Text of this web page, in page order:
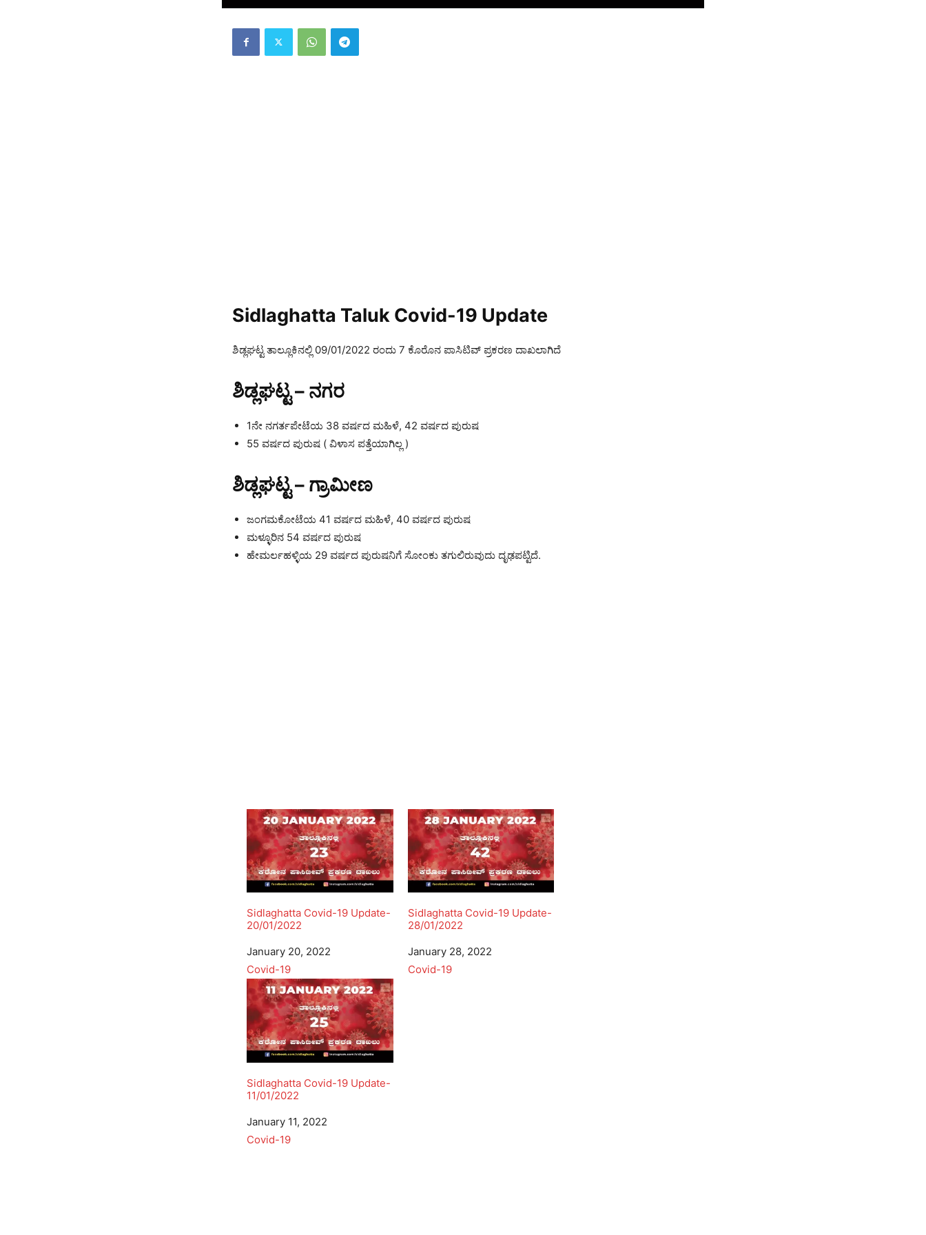
Sidlaghatta Taluk Covid-19 Update
ಶಿಡ್ಲಘಟ್ಟ ತಾಲ್ಲೂಕಿನಲ್ಲಿ 09/01/2022 ರಂದು 7 ಕೊರೊನ ಪಾಸಿಟಿವ್ ಪ್ರಕರಣ ದಾಖಲಾಗಿದೆ
ಶಿಡ್ಲಘಟ್ಟ – ನಗರ
1ನೇ ನಗರ್ತಪೇಟೆಯ 38 ವರ್ಷದ ಮಹಿಳೆ, 42 ವರ್ಷದ ಪುರುಷ
55 ವರ್ಷದ ಪುರುಷ ( ವಿಳಾಸ ಪತ್ತೆಯಾಗಿಲ್ಲ )
ಶಿಡ್ಲಘಟ್ಟ – ಗ್ರಾಮೀಣ
ಜಂಗಮಕೋಟೆಯ 41 ವರ್ಷದ ಮಹಿಳೆ, 40 ವರ್ಷದ ಪುರುಷ
ಮಳ್ಳೂರಿನ 54 ವರ್ಷದ ಪುರುಷ
ಹೇಮರ್ಲಹಳ್ಳಿಯ 29 ವರ್ಷದ ಪುರುಷನಿಗೆ ಸೋಂಕು ತಗುಲಿರುವುದು ದೃಢಪಟ್ಟಿದೆ.
Sidlaghatta Covid-19 Update-
20/01/2022
Date
January 20, 2022
In relation to
Covid-19
Sidlaghatta Covid-19 Update-
28/01/2022
Date
January 28, 2022
In relation to
Covid-19
Sidlaghatta Covid-19 Update-
11/01/2022
Date
January 11, 2022
In relation to
Covid-19